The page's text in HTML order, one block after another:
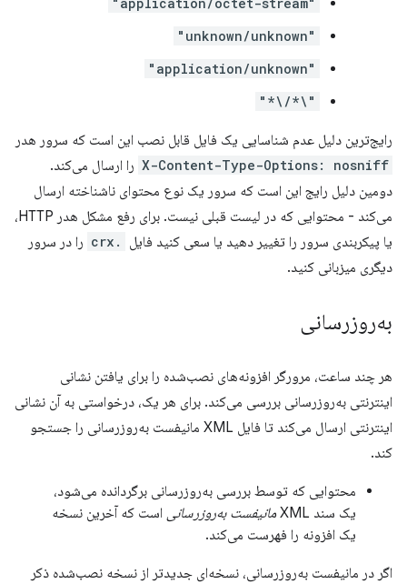
"unknown/unknown"
"application/unknown"
"\*/\*"
رایج‌ترین دلیل عدم شناسایی یک فایل قابل نصب این است که سرور هدر
X-Content-Type-Options: nosniff را ارسال می‌کند.
دومین دلیل رایج این است که سرور یک نوع محتوای ناشناخته ارسال
می‌کند - محتوایی که در لیست قبلی نیست. برای رفع مشکل هدر HTTP،
یا پیکربندی سرور را تغییر دهید یا سعی کنید فایل
.crx
را در سرور
دیگری میزبانی کنید.
به‌روزرسانی
هر چند ساعت، مرورگر افزونه‌های نصب‌شده را برای یافتن نشانی
اینترنتی به‌روزرسانی بررسی می‌کند. برای هر یک، درخواستی به آن نشانی
اینترنتی ارسال می‌کند تا فایل XML مانیفست به‌روزرسانی را جستجو
کند.
محتوایی که توسط بررسی به‌روزرسانی برگردانده می‌شود،
یک سند XML
مانیفست به‌روزرسانی است که آخرین نسخه
یک افزونه را فهرست می‌کند.
اگر در مانیفست به‌روزرسانی، نسخه‌ای جدیدتر از نسخه نصب‌شده ذکر